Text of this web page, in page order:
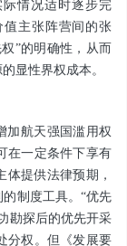
情况适时逐步完
主张阵营间的张
”的明确性，从而
显性界权成本。
加航天强国滥用权
在一定条件下享有
体提供法律预期，
制度工具。“优先
勘探后的优先开采
分权。但《发展要